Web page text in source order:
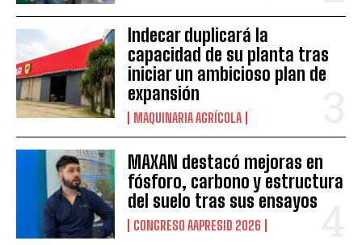
Indecar duplicará la
capacidad de su planta tras
iniciar un ambicioso plan de
expansión
MAQUINARIA AGRÍCOLA
MAXAN destacó mejoras en
fósforo, carbono y estructura
del suelo tras sus ensayos
CONGRESO AAPRESID 2026